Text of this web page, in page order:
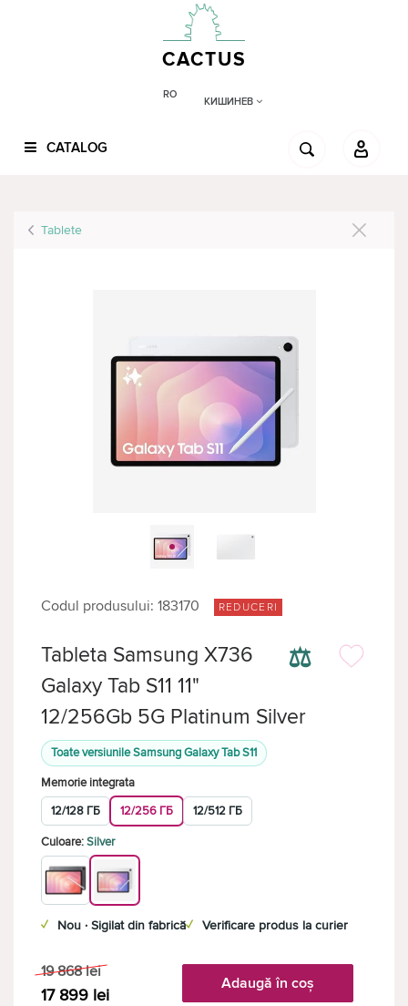
CACTUS
RO
КИШИНЕВ
CATALOG
Tablete
Codul produsului: 183170 REDUCERI
⚖
Tableta Samsung X736
Galaxy Tab S11 11"
12/256Gb 5G Platinum Silver
Toate versiunile Samsung Galaxy Tab S11
Memorie integrata
12/128 ГБ
12/256 ГБ 12/512 ГБ
Culoare:Silver
✓ Nou · Sigilat din fabrică✓ Verificare produs la curier
19 868 lei
17 899 lei
Adaugă în coș